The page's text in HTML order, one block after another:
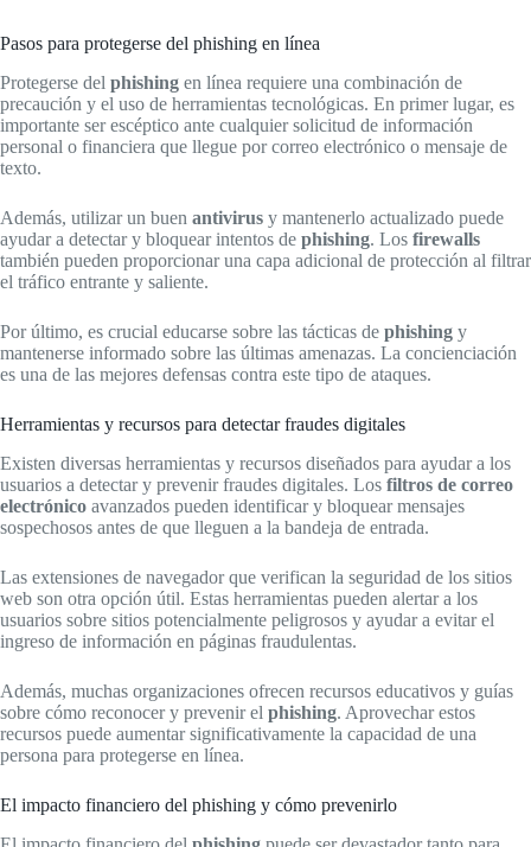
Pasos para protegerse del phishing en línea
Protegerse del phishing en línea requiere una combinación de
precaución y el uso de herramientas tecnológicas. En primer lugar, es
importante ser escéptico ante cualquier solicitud de información
personal o financiera que llegue por correo electrónico o mensaje de
texto.
Además, utilizar un buen antivirus y mantenerlo actualizado puede
ayudar a detectar y bloquear intentos de phishing. Los firewalls
también pueden proporcionar una capa adicional de protección al filtrar
el tráfico entrante y saliente.
Por último, es crucial educarse sobre las tácticas de phishing y
mantenerse informado sobre las últimas amenazas. La concienciación
es una de las mejores defensas contra este tipo de ataques.
Herramientas y recursos para detectar fraudes digitales
Existen diversas herramientas y recursos diseñados para ayudar a los
usuarios a detectar y prevenir fraudes digitales. Los filtros de correo
electrónico avanzados pueden identificar y bloquear mensajes
sospechosos antes de que lleguen a la bandeja de entrada.
Las extensiones de navegador que verifican la seguridad de los sitios
web son otra opción útil. Estas herramientas pueden alertar a los
usuarios sobre sitios potencialmente peligrosos y ayudar a evitar el
ingreso de información en páginas fraudulentas.
Además, muchas organizaciones ofrecen recursos educativos y guías
sobre cómo reconocer y prevenir el phishing. Aprovechar estos
recursos puede aumentar significativamente la capacidad de una
persona para protegerse en línea.
El impacto financiero del phishing y cómo prevenirlo